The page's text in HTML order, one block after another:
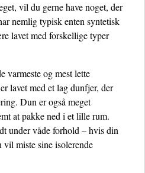
vil du gerne have noget, der
nemlig typisk enten syntetisk
lavet med forskellige typer
varmeste og mest lette
lavet med et lag dunfjer, der
Dun er også meget
at pakke ned i et lille rum.
under våde forhold – hvis din
vil miste sine isolerende